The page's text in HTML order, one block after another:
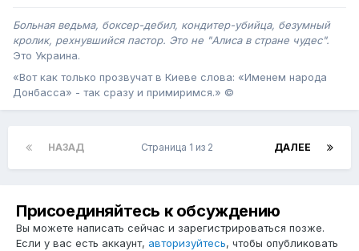
Больная ведьма, боксер-дебил, кондитер-убийца, безумный
кролик, рехнувшийся пастор. Это не "Алиса в стране чудес".
Это Украина .
«Вот как только прозвучат в Киеве слова: «Именем народа
Донбасса» - так сразу и примиримся.» ©
НАЗАД ДАЛЕЕ
Страница 1 из 2
Присоединяйтесь к обсуждению
Вы можете написать сейчас и зарегистрироваться позже.
Если у вас есть аккаунт, авторизуйтесь, чтобы опубликовать